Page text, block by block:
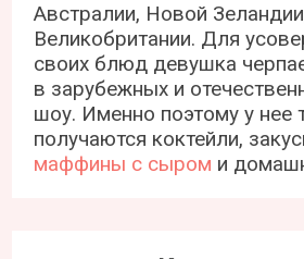
Австралии, Новой
Великобритании. Для
своих блюд девушка
в зарубежных и
шоу. Именно поэтому у нее
получаются коктейли,
маффины с сыром и